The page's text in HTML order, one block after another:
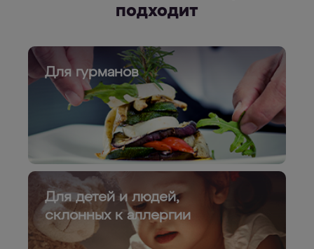
подходит
Для гурманов
Для детей и людей,
склонных к аллергии